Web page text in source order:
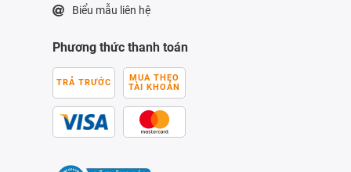
Biểu mẫu liên hệ
Phương thức thanh toán
TRẢ TRƯỚC
MUA THEO
TÀI KHOẢN